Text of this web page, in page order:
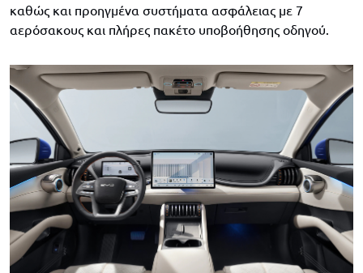
καθώς και προηγμένα συστήματα ασφάλειας με 7
αερόσακους και πλήρες πακέτο υποβοήθησης οδηγού.